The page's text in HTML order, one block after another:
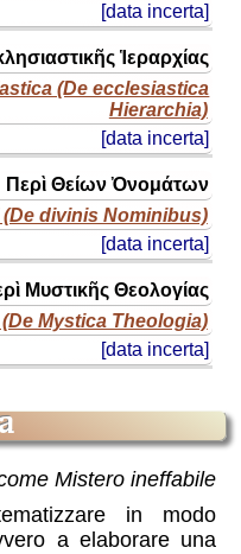
[data incerta]
Ἱεραρχίας
(De ecclesiastica
Hierarchia)
[data incerta]
Περὶ Θείων Ὀνομάτων
divinis Nominibus)
[data incerta]
Μυστικῆς Θεολογίας
Mystica Theologia)
[data incerta]
come Mistero ineffabile
in modo
a elaborare una